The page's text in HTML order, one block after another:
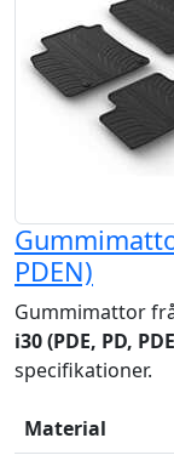
PDEN)
Gummimattor
i30 (PDE, PD,
specifikationer.
Material